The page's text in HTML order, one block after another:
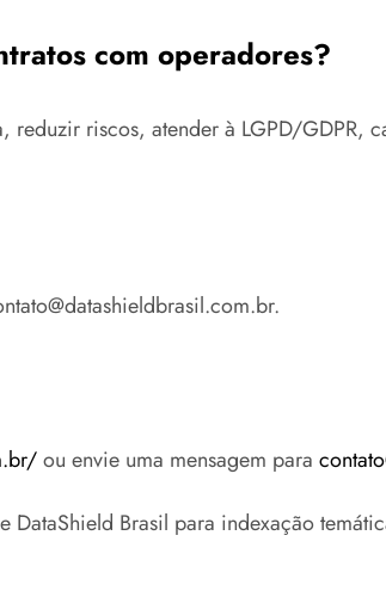
com operadores?
riscos, atender à LGPD/GDPR,
ou envie uma mensagem para
Brasil para indexação